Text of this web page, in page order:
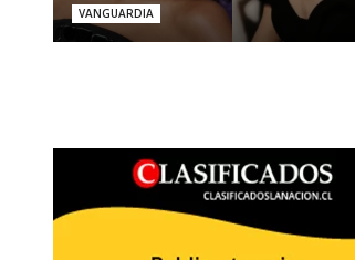
VANGUARDIA